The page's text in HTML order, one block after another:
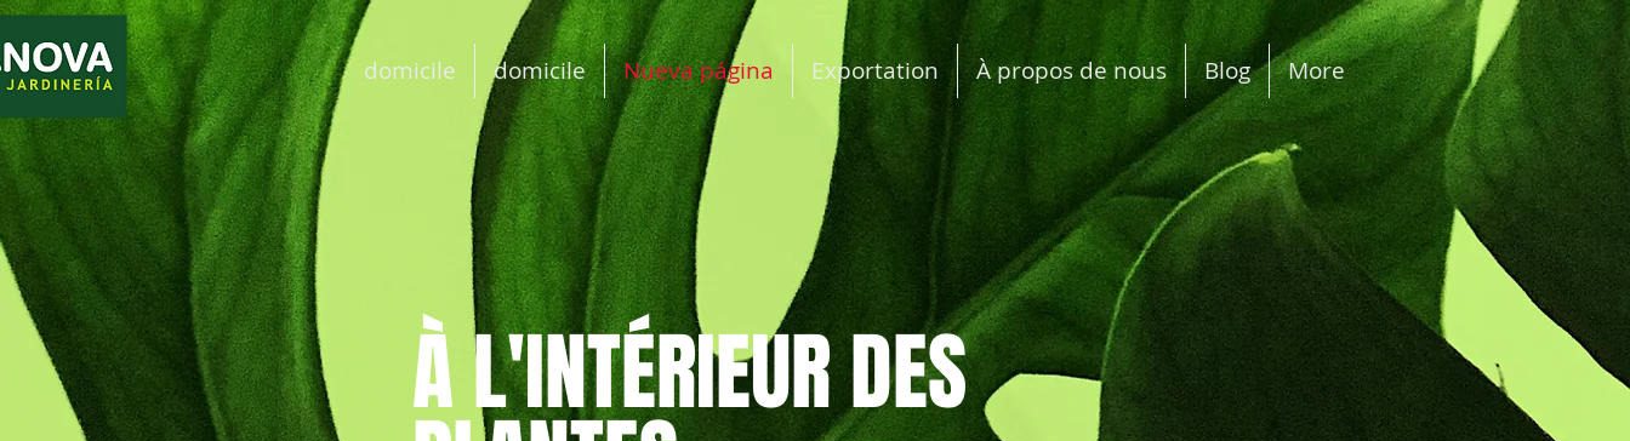
domicile domicile Nueva página Exportation À propos de nous Blog More
À L'INTÉRIEUR DES